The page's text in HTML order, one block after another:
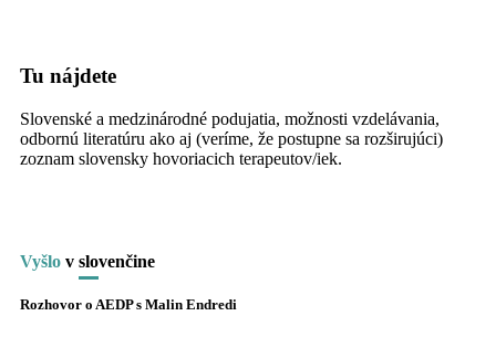
Tu nájdete
Slovenské a medzinárodné podujatia, možnosti vzdelávania,
odbornú literatúru ako aj (veríme, že postupne sa rozširujúci)
zoznam slovensky hovoriacich terapeutov/iek.
Vyšlo v slovenčine
Rozhovor o AEDP s Malin Endredi